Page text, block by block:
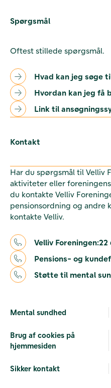
Spørgsmål
Oftest stillede spørgsmål.
Hvad kan jeg søge
Hvordan kan jeg få
Link til
Kontakt
Har du spørgsmål til Velliv
aktiviteter eller
du kontakte Velliv
pensionsordning og andre
kontakte Velliv.
Velliv Foreningen:22
Pensions- og
Støtte til mental
Mental sundhed
Brug af cookies på
hjemmesiden
Sikker kontakt